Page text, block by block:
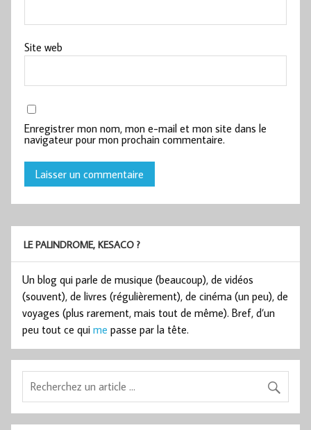
Site web
Enregistrer mon nom, mon e-mail et mon site dans le
navigateur pour mon prochain commentaire.
LE PALINDROME, KESACO ?
Un blog qui parle de musique (beaucoup), de vidéos
(souvent), de livres (régulièrement), de cinéma (un peu), de
voyages (plus rarement, mais tout de même). Bref, d’un
peu tout ce qui me passe par la tête.